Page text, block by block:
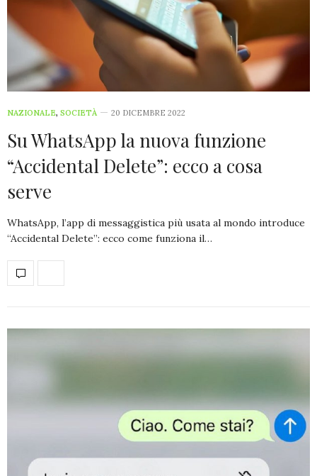
NAZIONALE, SOCIETÀ 20 DICEMBRE 2022
Su WhatsApp la nuova funzione
“Accidental Delete”: ecco a cosa
serve
WhatsApp, l’app di messaggistica più usata al mondo introduce
“Accidental Delete”: ecco come funziona il…